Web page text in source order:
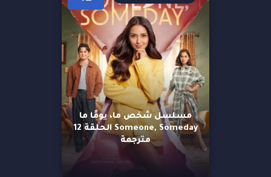
مسلسل شخص ما، يومًا ما
Someone, Someday الحلقة 12
مترجمة